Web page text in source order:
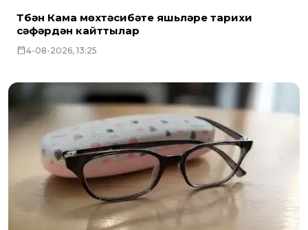
Түбән Кама мөхтәсибәте яшьләре тарихи
сәфәрдән кайттылар
4-08-2026, 13:25